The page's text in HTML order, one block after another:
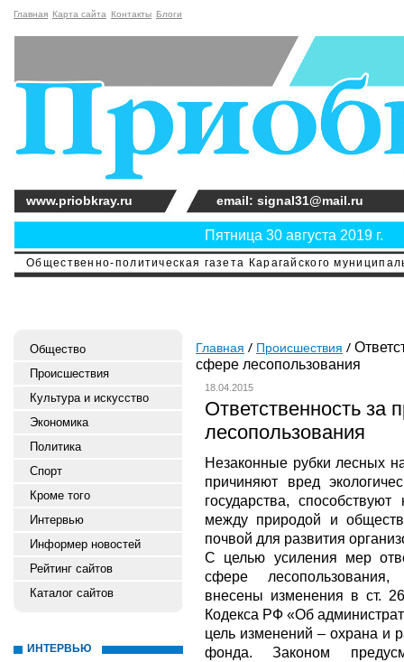
Главная Карта сайта Контакты Блоги
Общественно-политическая газета Карагайского
Пятница 30 августа 2019 г.
www.priobkray.ru email: signal31@mail.ru
Общество
Происшествия
Культура и искусство
Экономика
Политика
Спорт
Кроме того
Интервью
Информер новостей
Рейтинг сайтов
Каталог сайтов
ИНТЕРВЬЮ
Главная Происшествия
сфере лесопользования
18.04.2015
Ответственность за
лесопользования
Незаконные рубки лесных
причиняют вред
государства,
между природой и
почвой для развития
С целью усиления мер
сфере лесопользования,
внесены изменения в ст.
Кодекса РФ «Об
цель изменений – охрана и
фонда. Законом